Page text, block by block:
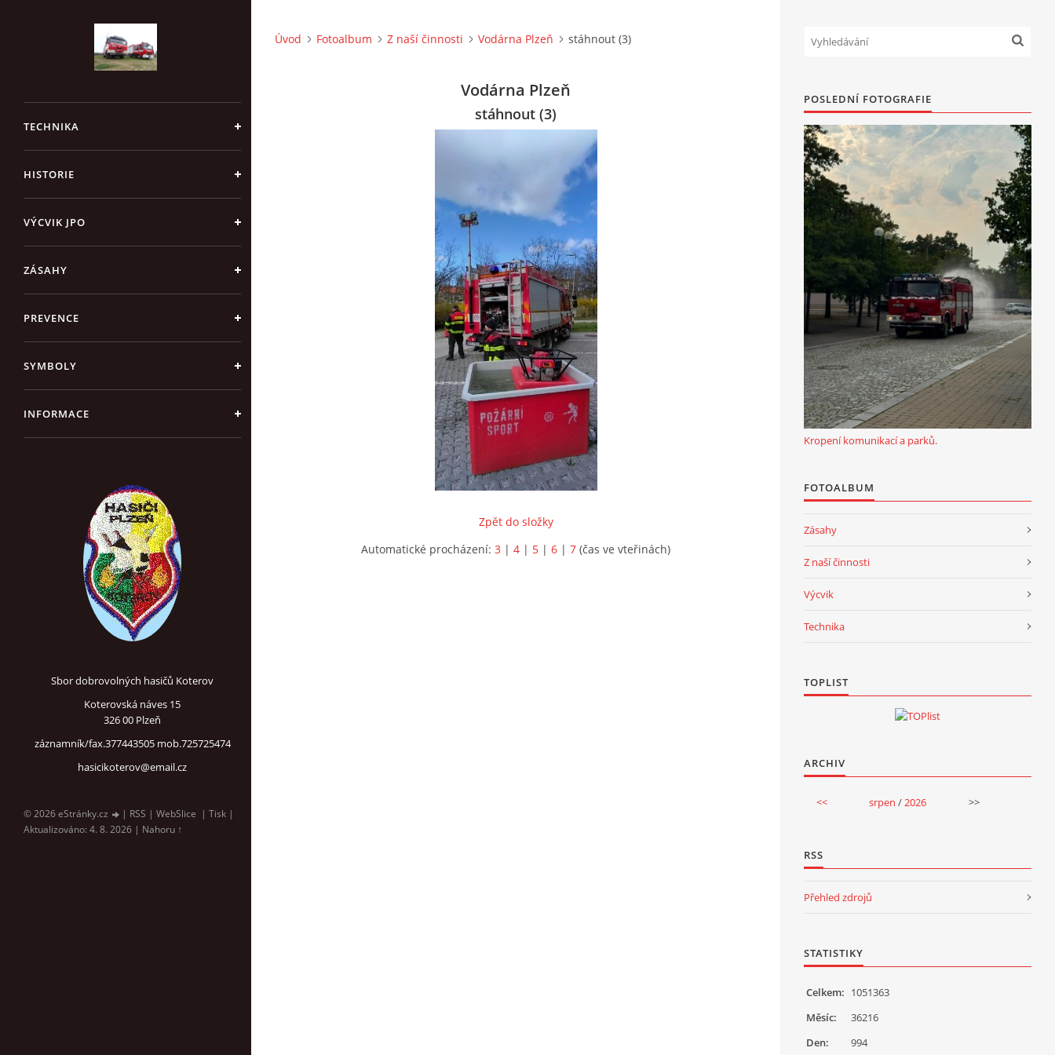
TECHNIKA
HISTORIE
VÝCVIK JPO
ZÁSAHY
PREVENCE
SYMBOLY
INFORMACE
Sbor dobrovolných hasičů Koterov
Koterovská náves 15
326 00 Plzeň
záznamník/fax.377443505 mob.725725474
hasicikoterov@email.cz
© 2026 eStránky.cz | RSS | WebSlice | Tisk |
Aktualizováno: 4. 8. 2026 | Nahoru ↑
Úvod Fotoalbum Z naší činnosti Vodárna Plzeň stáhnout (3)
Vodárna Plzeň
stáhnout (3)
Zpět do složky
Automatické procházení: 3 | 4 | 5 | 6 | 7 (čas ve vteřinách)
POSLEDNÍ FOTOGRAFIE
Kropení komunikací a parků.
FOTOALBUM
Zásahy
Z naší činnosti
Výcvik
Technika
TOPLIST
ARCHIV
<< srpen /2026 >>
RSS
Přehled zdrojů
STATISTIKY
Celkem: 1051363
Měsíc:
36216
Den:
994